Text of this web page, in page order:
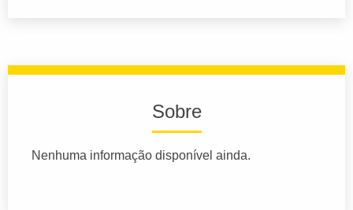
Sobre
Nenhuma informação disponível ainda.